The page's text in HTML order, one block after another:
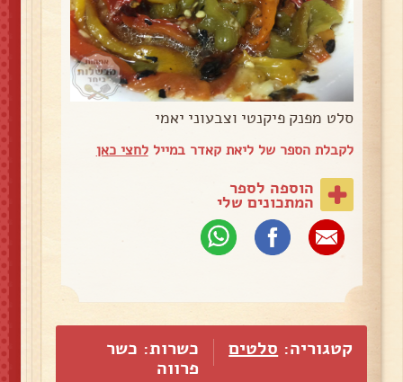
סלט מפנק פיקנטי וצבעוני יאמי
לקבלת הספר של ליאת קאדר במייללחצי כאן
הוספה לספר
המתכונים שלי
קטגוריה: סלטים
כשרות: כשר
פרווה